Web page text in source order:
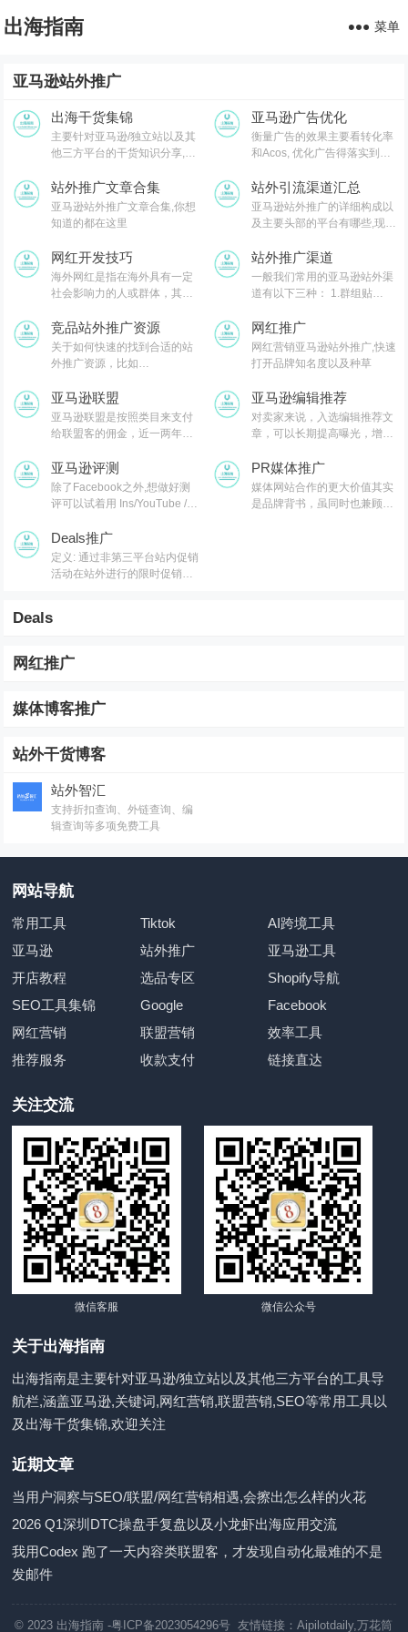
出海指南 菜单
亚马逊站外推广
出海干货集锦
主要针对亚马逊/独立站以及其
他三方平台的干货知识分享,涵
盟营销,SEO等常用工具以及出
海干货集锦,欢迎关注
亚马逊广告优化
衡量广告的效果主要看转化率
和Acos, 优化广告得落实到每
站外推广文章合集
亚马逊站外推广文章合集,你想
知道的都在这里
站外引流渠道汇总
亚马逊站外推广的详细构成以
及主要头部的平台有哪些,现在
做好站内listing运营优化的同
时,配合好做站外推广共同协作
网红开发技巧
海外网红是指在海外具有一定
社会影响力的人或群体，其因
民关注，或是长期持续输出专
业知识而被网民持续关注。这
类人群对网民行为具有带动和
站外推广渠道
一般我们常用的亚马逊站外渠
道有以下三种： 1.群组贴
p/Telegram） 2.Deal站促销
3.Youtube/Instagram红人推广
竞品站外推广资源
关于如何快速的找到合适的站
外推广资源，比如
媒体,博客,论坛等测评。其实有
个很好的办法就是去看看你的
竞品做了哪些海外推广动作,然
媒体编辑就可以
网红推广
网红营销亚马逊站外推广,快速
打开品牌知名度以及种草
亚马逊联盟
亚马逊联盟是按照类目来支付
给联盟客的佣金，近一两年很
如，家居装修、家具、草坪和
花园以及宠物产品类别下的佣
金率将从每笔销售8%的佣金率
亚马逊编辑推荐
对卖家来说，入选编辑推荐文
章，可以长期提高曝光，增加
亚马逊评测
除了Facebook之外,想做好测
评可以试着用 Ins/YouTube /
PR媒体推广
媒体网站合作的更大价值其实
是品牌背书，虽同时也兼顾有
Deals推广
定义: 通过非第三平台站内促销
活动在站外进行的限时促销活
快速清货
Deals
网红推广
媒体博客推广
站外干货博客
站外智汇
支持折扣查询、外链查询、编
辑查询等多项免费工具
网站导航
常用工具 Tiktok
AI跨境工具
亚马逊
站外推广
亚马逊工具
开店教程
选品专区
Shopify导航
SEO工具集锦
Google
Facebook
网红营销
联盟营销
效率工具
推荐服务
收款支付 链接直达
关注交流
微信客服 微信公众号
关于出海指南
出海指南是主要针对亚马逊/独立站以及其他三方平台的工具导
航栏,涵盖亚马逊,关键词,网红营销,联盟营销,SEO等常用工具以
及出海干货集锦,欢迎关注
近期文章
当用户洞察与SEO/联盟/网红营销相遇,会擦出怎么样的火花
2026 Q1深圳DTC操盘手复盘以及小龙虾出海应用交流
我用Codex 跑了一天内容类联盟客，才发现自动化最难的不是
发邮件
© 2023 出海指南 -粤ICP备2023054296号 友情链接：Aipilotdaily,万花筒